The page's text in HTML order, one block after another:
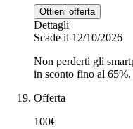
Ottieni offerta
Dettagli
Scade il 12/10/2026
Non perderti gli
in sconto fino al 65%.
Offerta
100€